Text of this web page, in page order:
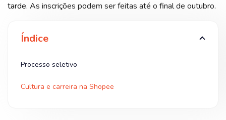
tarde. As inscrições podem ser feitas até o final de outubro.
Índice
Processo seletivo
Cultura e carreira na Shopee